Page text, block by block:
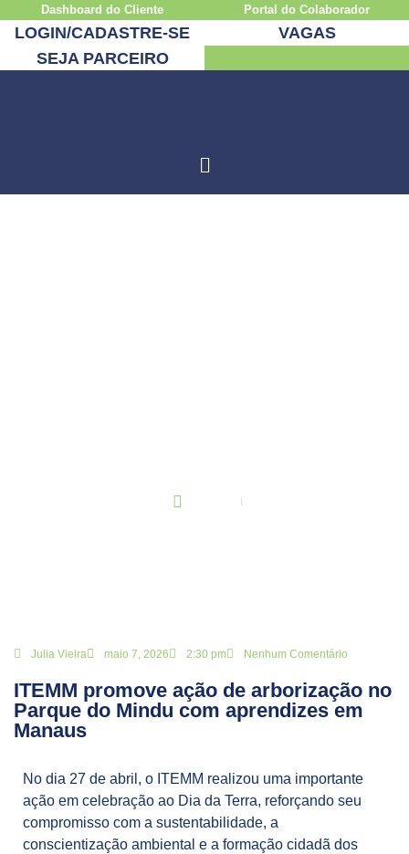
Dashboard do Cliente Portal do Colaborador
LOGIN/CADASTRE-SE
VAGAS
SEJA PARCEIRO
Principal
Julia Vieira maio 7, 2026 2:30 pm Nenhum Comentário
ITEMM promove ação de arborização no
Parque do Mindu com aprendizes em
Manaus
No dia 27 de abril, o ITEMM realizou uma importante
ação em celebração ao Dia da Terra, reforçando seu
compromisso com a sustentabilidade, a
conscientização ambiental e a formação cidadã dos